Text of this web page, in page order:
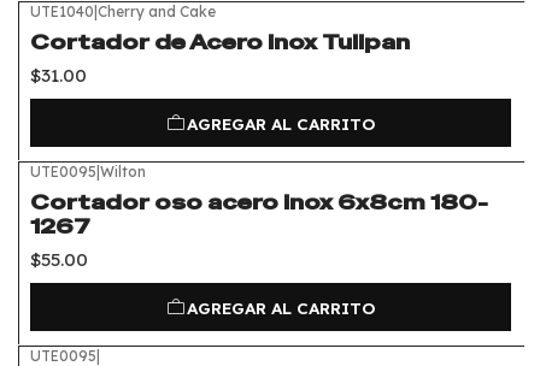
UTE1040|Cherry and Cake
Cortador de Acero inox Tulipan
$31.00
AGREGAR AL CARRITO
UTE0095|Wilton
Cortador oso acero inox 6x8cm 180-
1267
$55.00
AGREGAR AL CARRITO
UTE0095|